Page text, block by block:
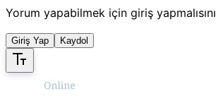
Yorum yapabilmek için giriş
Giriş Yap Kaydol